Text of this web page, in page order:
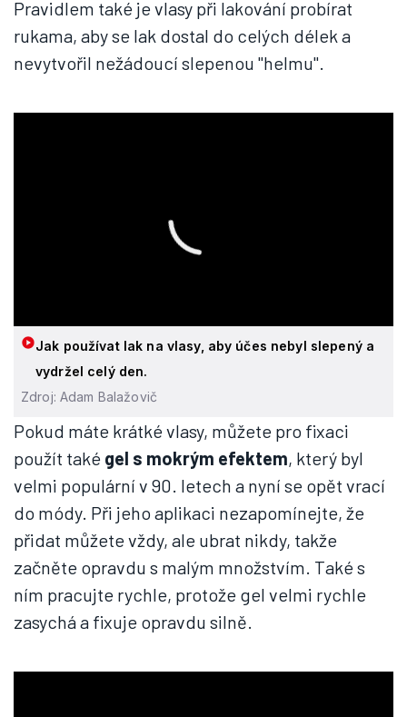
Pravidlem také je vlasy při lakování probírat
rukama, aby se lak dostal do celých délek a
nevytvořil nežádoucí slepenou "helmu".
Jak používat lak na vlasy, aby účes nebyl slepený a
vydržel celý den.
Zdroj: Adam Balažovič
Pokud máte krátké vlasy, můžete pro fixaci
použít také gel s mokrým efektem, který byl
velmi populární v 90. letech a nyní se opět vrací
do módy. Při jeho aplikaci nezapomínejte, že
přidat můžete vždy, ale ubrat nikdy, takže
začněte opravdu s malým množstvím. Také s
ním pracujte rychle, protože gel velmi rychle
zasychá a fixuje opravdu silně.